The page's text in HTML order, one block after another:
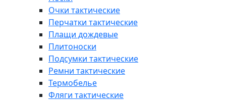
Очки тактические
Перчатки тактические
Плащи дождевые
Плитоноски
Подсумки тактические
Ремни тактические
Термобелье
Фляги тактические